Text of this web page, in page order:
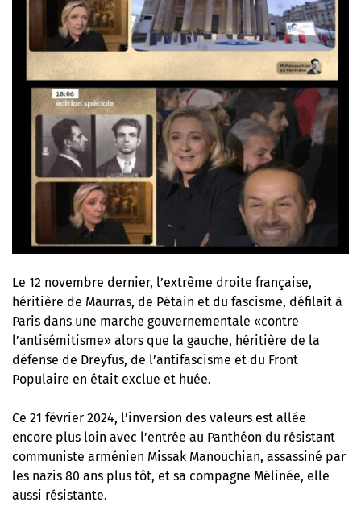
Le 12 novembre dernier, l’extrême droite française,
héritière de Maurras, de Pétain et du fascisme, défilait à
Paris dans une marche gouvernementale «contre
l’antisémitisme» alors que la gauche, héritière de la
défense de Dreyfus, de l’antifascisme et du Front
Populaire en était exclue et huée.
Ce 21 février 2024, l’inversion des valeurs est allée
encore plus loin avec l’entrée au Panthéon du résistant
communiste arménien Missak Manouchian, assassiné par
les nazis 80 ans plus tôt, et sa compagne Mélinée, elle
aussi résistante.